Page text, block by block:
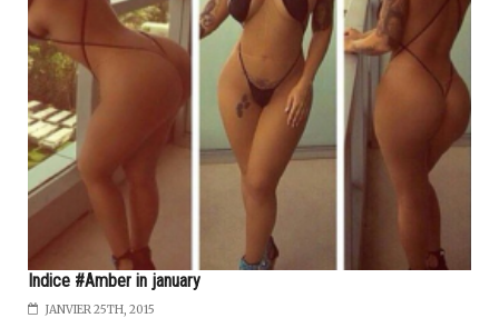
Indice #Amber in january
JANVIER 25TH, 2015